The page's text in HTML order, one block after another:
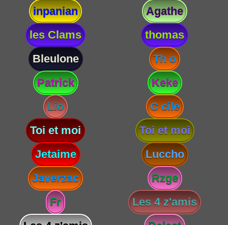
inpanian
Agathe
les Clams
thomas
Bleulone
Th o
Patrick
Keke
Lio
C cile
Toi et moi
Toi et moi
Jetaime
Luccho
Javerzac
Rzge
Fr
Les 4 z'amis